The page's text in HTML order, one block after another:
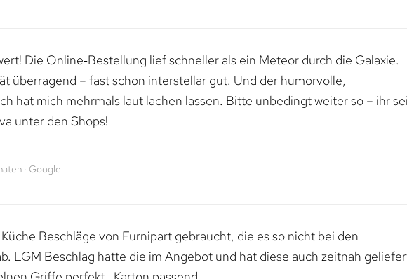
Die Online‑Bestellung lief schneller als ein Meteor durch die Galaxie.
überragend – fast schon interstellar gut. Und der humorvolle,
hat mich mehrmals laut lachen lassen. Bitte unbedingt weiter so – ihr
unter den Shops!
· Google
Beschläge von Furnipart gebraucht, die es so nicht bei den
LGM Beschlag hatte die im Angebot und hat diese auch zeitnah